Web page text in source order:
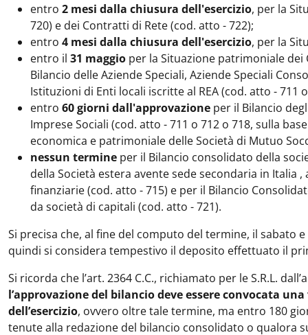
entro 2 mesi dalla chiusura dell'esercizio, per la
720) e dei Contratti di Rete (cod. atto - 722);
entro 4 mesi dalla chiusura dell'esercizio, per la
entro il 31 maggio per la Situazione patrimoniale
Bilancio delle Aziende Speciali, Aziende Speciali
Istituzioni di Enti locali iscritte al REA (cod. atto - 711
entro 60 giorni dall'approvazione per il Bilancio
Imprese Sociali (cod. atto - 711 o 712 o 718, sulla
economica e patrimoniale delle Società di Mutuo
nessun termine per il Bilancio consolidato della
della Società estera avente sede secondaria in Italia
finanziarie (cod. atto - 715) e per il Bilancio
da società di capitali (cod. atto - 721).
Si precisa che, al fine del computo del termine, il sabato
quindi si considera tempestivo il deposito effettuato il
Si ricorda che l’art. 2364 C.C., richiamato per le S.R.L.
l’approvazione del bilancio deve essere convocata
dell’esercizio, ovvero oltre tale termine, ma entro 180
tenute alla redazione del bilancio consolidato o qualora